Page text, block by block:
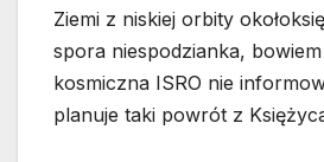
Ziemi z niskiej orbity
spora niespodzianka,
kosmiczna ISRO nie
planuje taki powrót z